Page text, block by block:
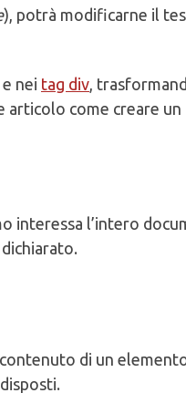
), potrà modificarne il
nei tag div,
articolo come creare un
interessa l’intero
di un